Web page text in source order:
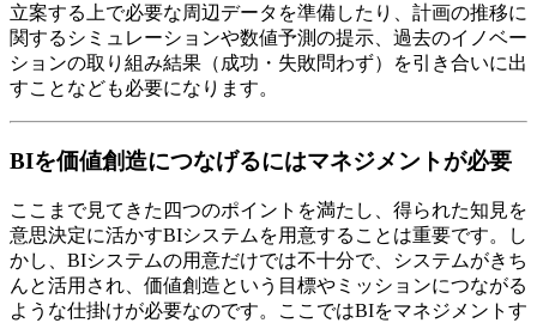
立案する上で必要な周辺データを準備したり、計画の推移に
関するシミュレーションや数値予測の提示、過去のイノベー
ションの取り組み結果（成功・失敗問わず）を引き合いに出
すことなども必要になります。
BIを価値創造につなげるにはマネジメントが必要
ここまで見てきた四つのポイントを満たし、得られた知見を
意思決定に活かすBIシステムを用意することは重要です。し
かし、BIシステムの用意だけでは不十分で、システムがきち
んと活用され、価値創造という目標やミッションにつながる
ような仕掛けが必要なのです。ここではBIをマネジメントす